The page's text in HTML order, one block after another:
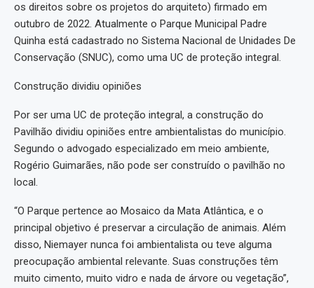
os direitos sobre os projetos do arquiteto) firmado em
outubro de 2022. Atualmente o Parque Municipal Padre
Quinha está cadastrado no Sistema Nacional de Unidades De
Conservação (SNUC), como uma UC de proteção integral.
Construção dividiu opiniões
Por ser uma UC de proteção integral, a construção do
Pavilhão dividiu opiniões entre ambientalistas do município.
Segundo o advogado especializado em meio ambiente,
Rogério Guimarães, não pode ser construído o pavilhão no
local.
“O Parque pertence ao Mosaico da Mata Atlântica, e o
principal objetivo é preservar a circulação de animais. Além
disso, Niemayer nunca foi ambientalista ou teve alguma
preocupação ambiental relevante. Suas construções têm
muito cimento, muito vidro e nada de árvore ou vegetação”,